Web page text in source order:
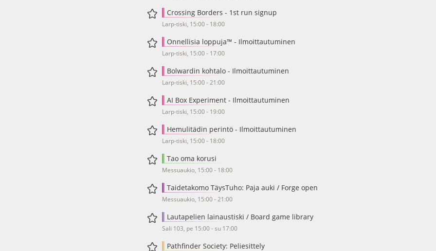
Crossing Borders - 1st run signup
Larp-tiski, 15:00 - 18:00
Onnellisia loppuja™ - Ilmoittautuminen
Larp-tiski, 15:00 - 17:00
Bolwardin kohtalo - Ilmoittautuminen
Larp-tiski, 15:00 - 21:00
AI Box Experiment - Ilmoittautuminen
Larp-tiski, 15:00 - 19:00
Hemulitädin perintö - Ilmoittautuminen
Larp-tiski, 15:00 - 18:00
Tao oma korusi
Messuaukio, 15:00 - 18:00
Taidetakomo TäysTuho: Paja auki / Forge open
Messuaukio, 15:00 - 21:00
Lautapelien lainaustiski / Board game library
Sali 103, pe 15:00 - su 17:00
Pathfinder Society: Peliesittely